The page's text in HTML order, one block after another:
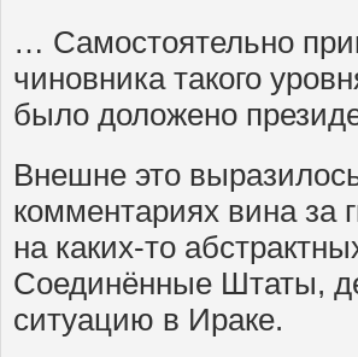
… Самостоятельно
чиновника такого
было доложено
Внешне это
комментариях вина за
на каких-то
Соединённые Штаты,
ситуацию в Ираке.